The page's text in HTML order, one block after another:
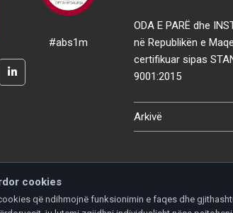
#abs1m
ODA E PARË dhe
në Republikën e
certifikuar sipas
9001:2015
Arkivë
cookies
që ndihmojnë funksionimin e faqes dhe